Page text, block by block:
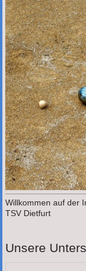
Willkommen auf der
TSV Dietfurt
Unsere